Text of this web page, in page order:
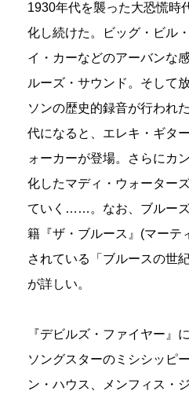
1930年代を襲った大恐慌時
化し続けた。ビッグ・ビル
イ・カーなどのアーバンな
ルーズ・サウンド。そして
ソンの歴史的録音が行われ
代になると、エレキ・ギタ
ォーカーが登場。さらにカ
化したマディ・ウォーター
ていく……。なお、ブルー
籍『ザ・ブルース』(マーテ
されている「ブルースの世
が詳しい。
『デビルズ・ファイヤー』
ソングスターのミシシッピ
ン・ハウス、メンフィス・